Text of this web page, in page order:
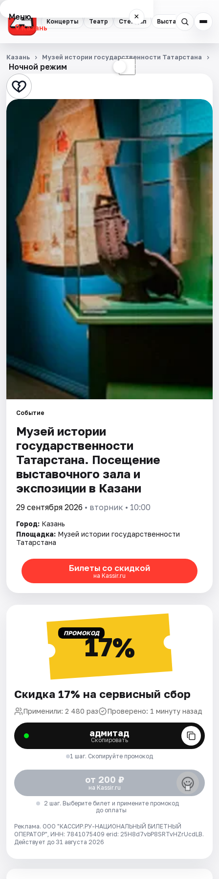
Концерты Театр Стендап Выставки
Меню ×
Казань
Концерты
Театр
Стендап
Выставки
Квесты
Экскурсии
Спорт
События
Города
Площадки
Ночной режим ☾
Казань Музей истории государственности Татарстана
Событие
Музей истории
государственности
Татарстана. Посещение
выставочного зала и
экспозиции в Казани
29 сентября 2026 • вторник • 10:00
Город: Казань
Площадка: Музей истории государственности
Татарстана
Билеты со скидкой
на Kassir.ru
ПРОМОКОД17%
Скидка 17% на сервисный сбор
Применили: 2 480 раз Проверено: 1 минуту назад
адмитад
Скопировать
1 шаг. Скопируйте промокод
от 200 ₽
на Kassir.ru
2 шаг. Выберите билет и примените промокод
до оплаты
Реклама. ООО "КАССИР.РУ-НАЦИОНАЛЬНЫЙ БИЛЕТНЫЙ
ОПЕРАТОР", ИНН: 7841075409 erid: 25H8d7vbP8SRTvHZrUcdLB.
Действует до 31 августа 2026